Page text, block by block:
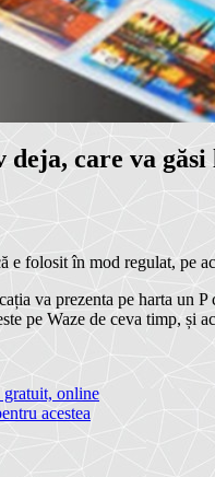
care va
folosit în mod regulat, pe
va prezenta pe harta
pe Waze de ceva timp,
online
acestea